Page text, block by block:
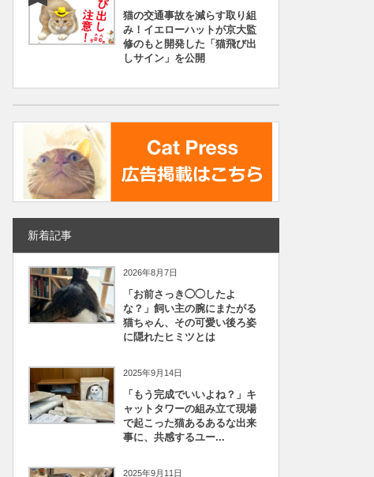
猫の交通事故を減らす取り組
み！イエローハットが京大監
修のもと開発した「猫飛び出
しサイン」を公開
新着記事
2026年8月7日
「お前さっき◯◯したよ
な？」飼い主の腕にまたがる
猫ちゃん、その可愛い後ろ姿
に隠れたヒミツとは
2025年9月14日
「もう完成でいいよね？」キ
ャットタワーの組み立て現場
で起こった猫あるあるな出来
事に、共感するユー...
2025年9月11日